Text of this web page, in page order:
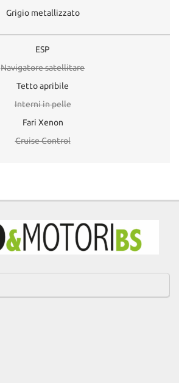
Grigio metallizzato
ESP
Navigatore satellitare
Tetto apribile
Interni in pelle
Fari Xenon
Cruise Control